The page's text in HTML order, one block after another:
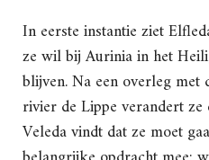
In eerste instantie ziet
ze wil bij Aurinia in het
blijven. Na een overleg met
rivier de Lippe verandert ze
Veleda vindt dat ze moet